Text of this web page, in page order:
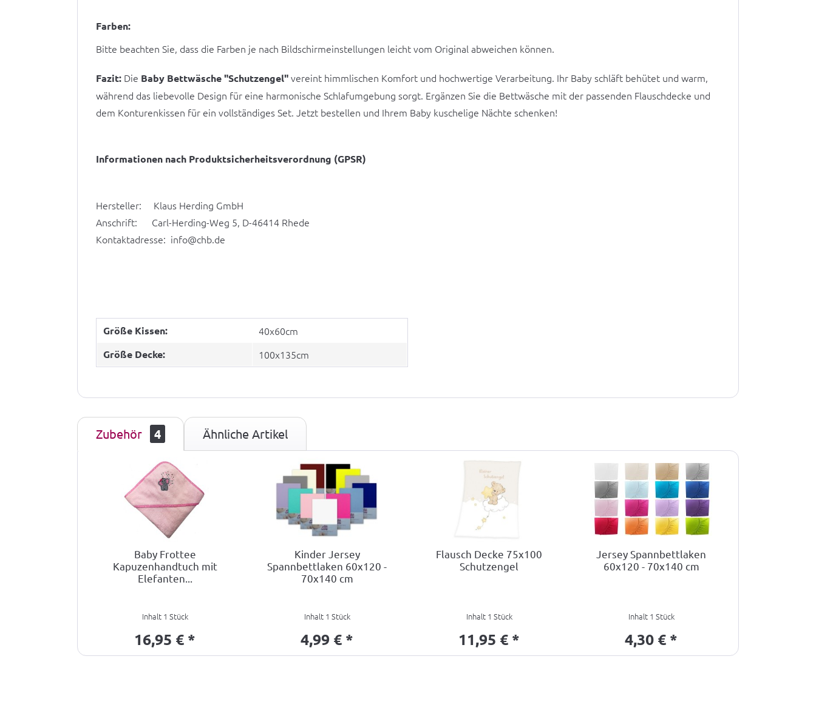
Farben:
Bitte beachten Sie, dass die Farben je nach Bildschirmeinstellungen leicht vom Original abweichen können.
Fazit: Die Baby Bettwäsche "Schutzengel"vereint himmlischen Komfort und hochwertige Verarbeitung. Ihr Baby schläft behütet und warm,
während das liebevolle Design für eine harmonische Schlafumgebung sorgt. Ergänzen Sie die Bettwäsche mit der passenden Flauschdecke und
dem Konturenkissen für ein vollständiges Set. Jetzt bestellen und Ihrem Baby kuschelige Nächte schenken!
Informationen nach Produktsicherheitsverordnung (GPSR)
Hersteller: Klaus Herding GmbH
Anschrift: Carl-Herding-Weg 5, D-46414 Rhede
Kontaktadresse: info@chb.de
Größe Kissen: 40x60cm
Größe Decke: 100x135cm
Zubehör 4 Ähnliche Artikel
Baby Frottee
Kapuzenhandtuch mit
Elefanten...
Inhalt 1 Stück
16,95 € *
Kinder Jersey
Spannbettlaken 60x120 -
70x140 cm
Inhalt 1 Stück
4,99 € *
Flausch Decke 75x100
Schutzengel
Inhalt 1 Stück
11,95 € *
Jersey Spannbettlaken
60x120 - 70x140 cm
Inhalt 1 Stück
4,30 € *